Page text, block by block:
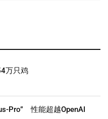
万只鸡
Pro” 性能超越OpenAI